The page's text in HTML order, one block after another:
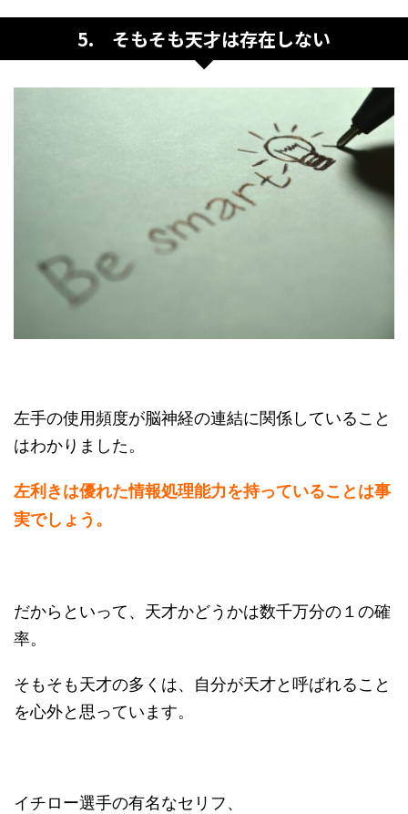
5. そもそも天才は存在しない
左手の使用頻度が脳神経の連結に関係していること
はわかりました。
左利きは優れた情報処理能力を持っていることは事
実でしょう。
だからといって、天才かどうかは数千万分の１の確
率。
そもそも天才の多くは、自分が天才と呼ばれること
を心外と思っています。
イチロー選手の有名なセリフ、